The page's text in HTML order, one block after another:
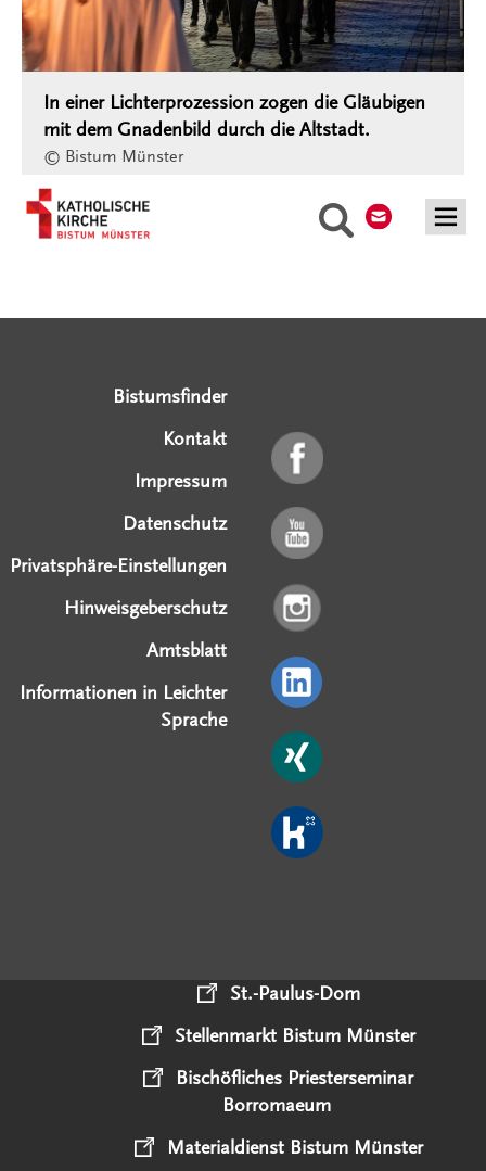
Suche
In einer Lichterprozession zogen die Gläubigen
mit dem Gnadenbild durch die Altstadt.
© Bistum Münster
Bistumsfinder
Kontakt
Impressum
Datenschutz
Privatsphäre-Einstellungen
Hinweisgeberschutz
Amtsblatt
Informationen in Leichter
Sprache
St.-Paulus-Dom
Stellenmarkt Bistum Münster
Bischöfliches Priesterseminar
Borromaeum
Materialdienst Bistum Münster